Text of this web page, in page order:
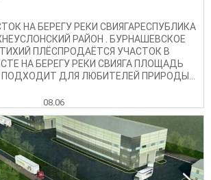
НА БЕРЕГУ РЕКИ СВИЯГАРЕСПУБЛИКА
РАЙОН . БУРНАШЕВСКОЕ
ПЛЁСПРОДАЁТСЯ УЧАСТОК В
НА БЕРЕГУ РЕКИ СВИЯГА ПЛОЩАДЬ
ПОДХОДИТ ДЛЯ ЛЮБИТЕЛЕЙ ПРИРОДЫ...
08.06